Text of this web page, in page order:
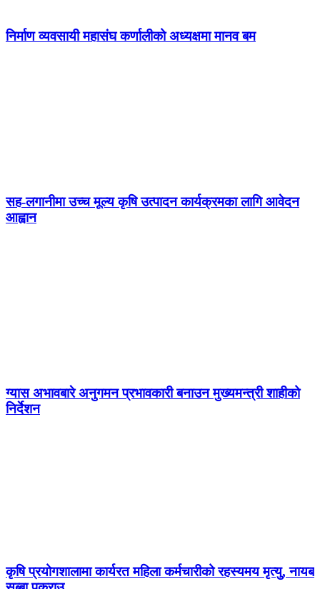
निर्माण व्यवसायी महासंघ कर्णालीको अध्यक्षमा मानव बम
सह-लगानीमा उच्च मूल्य कृषि उत्पादन कार्यक्रमका लागि आवेदन
आह्वान
ग्यास अभावबारे अनुगमन प्रभावकारी बनाउन मुख्यमन्त्री शाहीको
निर्देशन
कृषि प्रयोगशालामा कार्यरत महिला कर्मचारीको रहस्यमय मृत्यु, नायब